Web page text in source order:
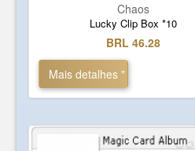
Chaos
Lucky Clip Box *10
BRL 46.28
Mais detalhes "